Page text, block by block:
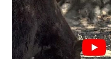
SUKABUMI
WN
PURWAKARTA